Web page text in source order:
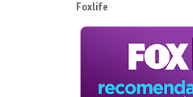
Foxlife